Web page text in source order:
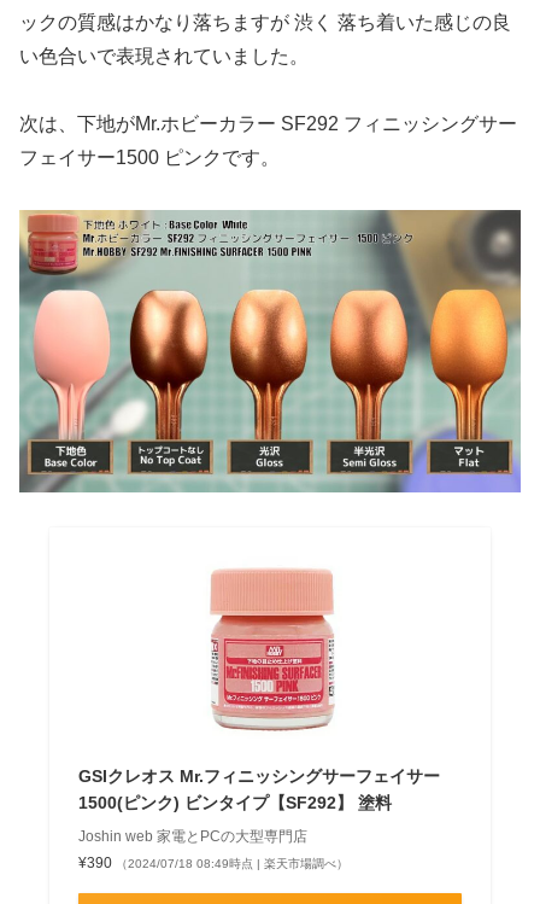
ックの質感はかなり落ちますが 渋く 落ち着いた感じの良
い色合いで表現されていました。
次は、下地がMr.ホビーカラー SF292 フィニッシングサー
フェイサー1500 ピンクです。
GSIクレオス Mr.フィニッシングサーフェイサー
1500(ピンク) ビンタイプ【SF292】 塗料
Joshin web 家電とPCの大型専門店
¥390
（2024/07/18 08:49時点 | 楽天市場調べ）